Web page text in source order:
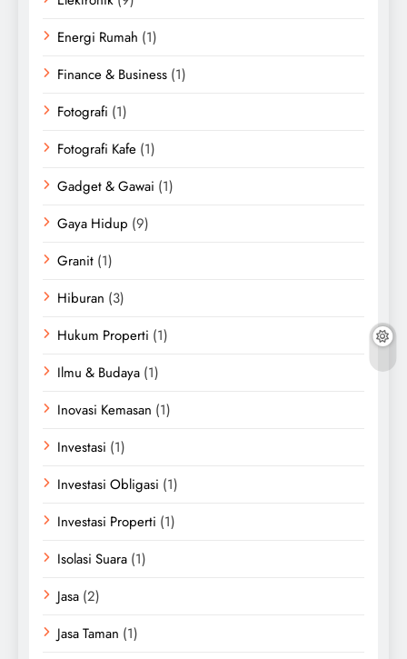
Energi Rumah (1)
Finance & Business (1)
Fotografi (1)
Fotografi Kafe (1)
Gadget & Gawai (1)
Gaya Hidup (9)
Granit (1)
Hiburan (3)
Hukum Properti (1)
Ilmu & Budaya (1)
Inovasi Kemasan (1)
Investasi (1)
Investasi Obligasi (1)
Investasi Properti (1)
Isolasi Suara (1)
Jasa (2)
Jasa Taman (1)